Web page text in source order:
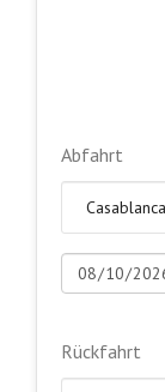
Abfahrt
Rückfahrt